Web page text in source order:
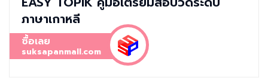
ภาษาเกาหลี
ซื้อเลย
suksapanmall.com